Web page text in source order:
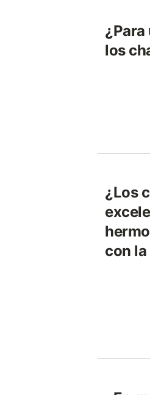
los
¿Los
con